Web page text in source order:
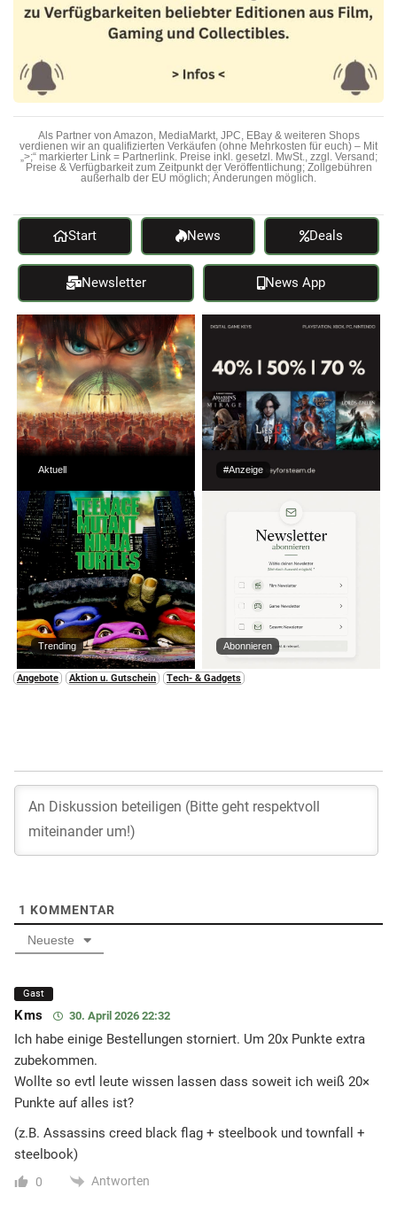
Als Partner von Amazon, MediaMarkt, JPC, EBay & weiteren Shops
verdienen wir an qualifizierten Verkäufen (ohne Mehrkosten für euch) – Mit
„>;“ markierter Link = Partnerlink. Preise inkl. gesetzl. MwSt., zzgl. Versand;
Preise & Verfügbarkeit zum Zeitpunkt der Veröffentlichung; Zollgebühren
außerhalb der EU möglich; Änderungen möglich.
Start News Deals
Newsletter News App
Aktuell #Anzeige
Trending Abonnieren
Angebote Aktion u. Gutschein Tech- & Gadgets
1 KOMMENTAR
Neueste
Gast
Kms 30. April 2026 22:32
Ich habe einige Bestellungen storniert. Um 20x Punkte extra
zubekommen.
Wollte so evtl leute wissen lassen dass soweit ich weiß 20×
Punkte auf alles ist?
(z.B. Assassins creed black flag + steelbook und townfall +
steelbook)
0 Antworten